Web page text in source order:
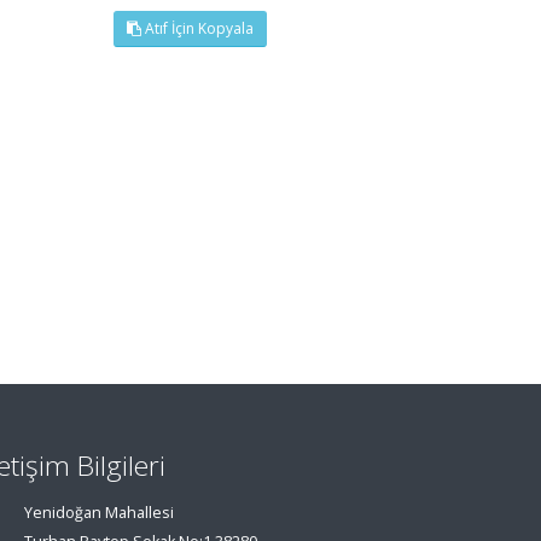
Atıf İçin Kopyala
Bilgileri
Yenidoğan Mahallesi